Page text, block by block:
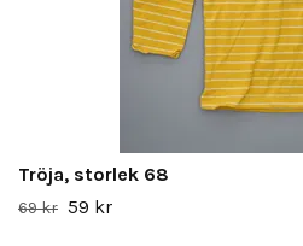
Tröja, storlek 68
69 kr 59 kr